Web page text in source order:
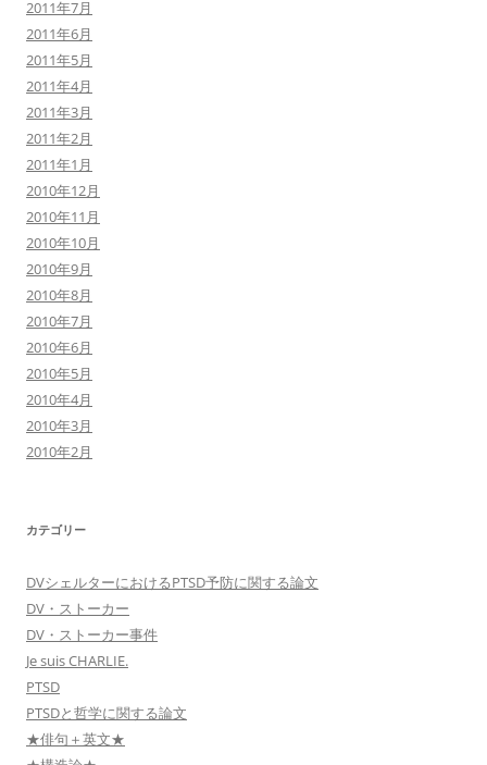
2011年7月
2011年6月
2011年5月
2011年4月
2011年3月
2011年2月
2011年1月
2010年12月
2010年11月
2010年10月
2010年9月
2010年8月
2010年7月
2010年6月
2010年5月
2010年4月
2010年3月
2010年2月
カテゴリー
DVシェルターにおけるPTSD予防に関する論文
DV・ストーカー
DV・ストーカー事件
Je suis CHARLIE.
PTSD
PTSDと哲学に関する論文
★俳句＋英文★